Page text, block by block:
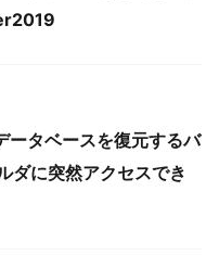
ータベースを復元するバ
ダに突然アクセスでき